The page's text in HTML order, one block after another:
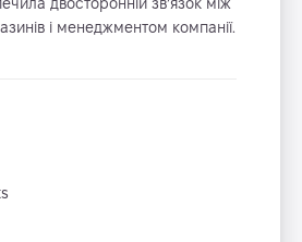
і менеджментом компанії.